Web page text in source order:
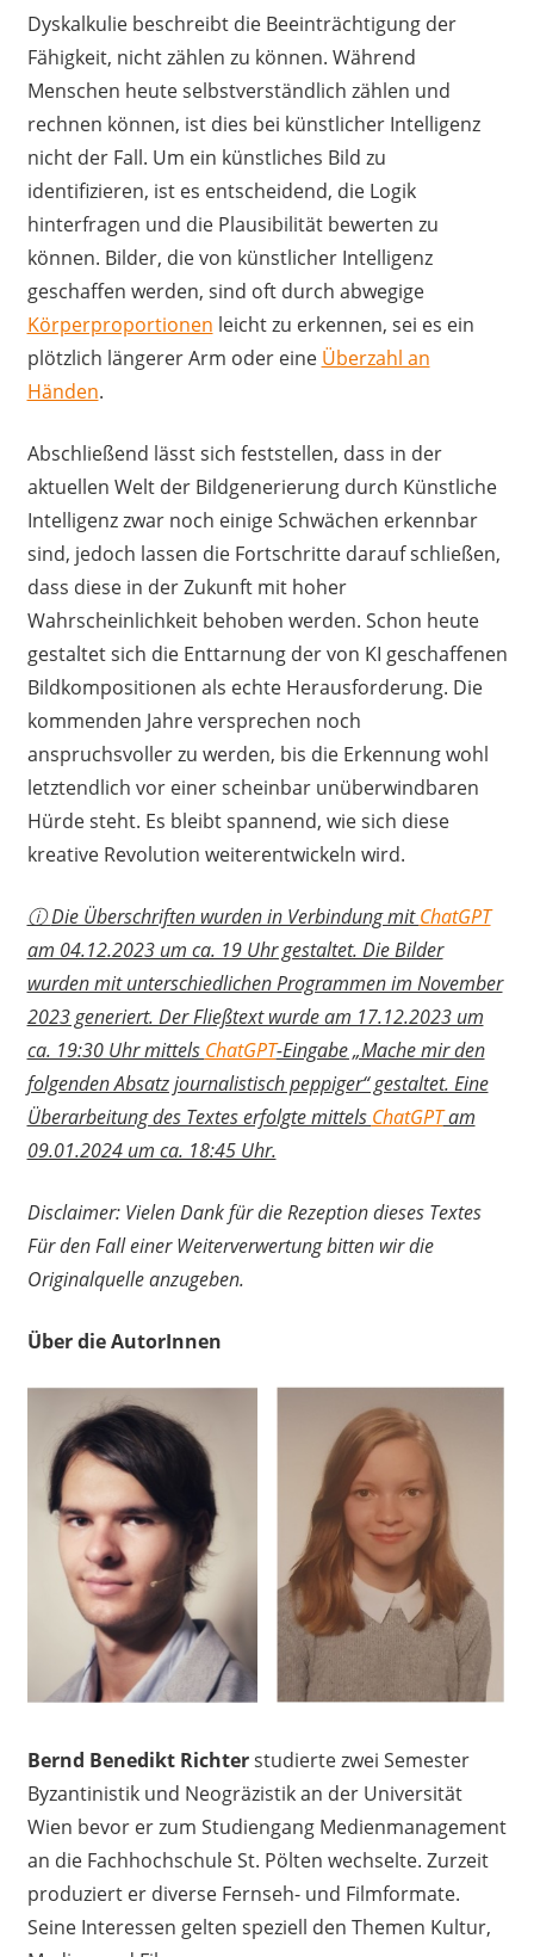
Dyskalkulie beschreibt die Beeinträchtigung der
Fähigkeit, nicht zählen zu können. Während
Menschen heute selbstverständlich zählen und
rechnen können, ist dies bei künstlicher Intelligenz
nicht der Fall. Um ein künstliches Bild zu
identifizieren, ist es entscheidend, die Logik
hinterfragen und die Plausibilität bewerten zu
können. Bilder, die von künstlicher Intelligenz
geschaffen werden, sind oft durch abwegige
Körperproportionen leicht zu erkennen, sei es ein
plötzlich längerer Arm oder eine Überzahl an
Händen.
Abschließend lässt sich feststellen, dass in der
aktuellen Welt der Bildgenerierung durch Künstliche
Intelligenz zwar noch einige Schwächen erkennbar
sind, jedoch lassen die Fortschritte darauf schließen,
dass diese in der Zukunft mit hoher
Wahrscheinlichkeit behoben werden. Schon heute
gestaltet sich die Enttarnung der von KI geschaffenen
Bildkompositionen als echte Herausforderung. Die
kommenden Jahre versprechen noch
anspruchsvoller zu werden, bis die Erkennung wohl
letztendlich vor einer scheinbar unüberwindbaren
Hürde steht. Es bleibt spannend, wie sich diese
kreative Revolution weiterentwickeln wird.
ⓘDie Überschriften wurden in Verbindung mitChatGPT
am 04.12.2023 um ca. 19 Uhr gestaltet. Die Bilder
wurden mit unterschiedlichen Programmen im November
2023 generiert. Der Fließtext wurde am 17.12.2023 um
ca. 19:30 Uhr mittels ChatGPT-Eingabe „Mache mir den
folgenden Absatz journalistisch peppiger“ gestaltet. Eine
Überarbeitung des Textes erfolgte mittels ChatGPTam
09.01.2024 um ca. 18:45 Uhr.
Disclaimer: Vielen Dank für die Rezeption dieses Textes
Für den Fall einer Weiterverwertung bitten wir die
Originalquelle anzugeben.
Über die AutorInnen
Bernd Benedikt Richterstudierte zwei Semester
Byzantinistik und Neogräzistik an der Universität
Wien bevor er zum Studiengang Medienmanagement
an die Fachhochschule St. Pölten wechselte. Zurzeit
produziert er diverse Fernseh- und Filmformate.
Seine Interessen gelten speziell den Themen Kultur,